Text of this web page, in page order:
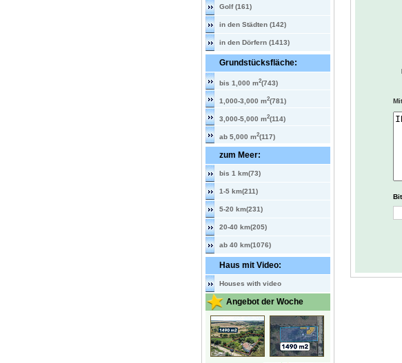
Golf (161)
in den Städten (142)
in den Dörfern (1413)
Grundstücksfläche:
bis 1,000 m2(743)
1,000-3,000 m2(781)
3,000-5,000 m2(114)
ab 5,000 m2(117)
zum Meer:
bis 1 km(73)
1-5 km(211)
5-20 km(231)
20-40 km(205)
ab 40 km(1076)
Haus mit Video:
Houses with video
Angebot der Woche